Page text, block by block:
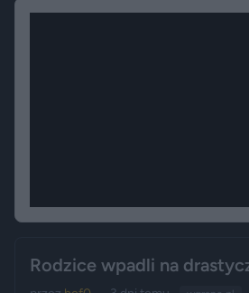
Rodzice wpadli na